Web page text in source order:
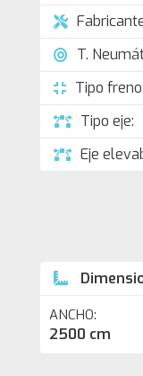
T.
Tipo freno:
Tipo eje:
Eje
ANCHO:
2500 cm